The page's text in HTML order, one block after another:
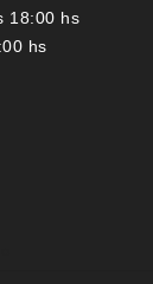
18:00 hs
hs